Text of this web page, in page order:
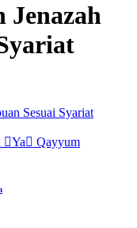
Jenazah
Sesuai Syariat